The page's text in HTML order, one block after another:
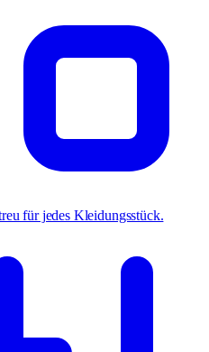
für jedes Kleidungsstück.